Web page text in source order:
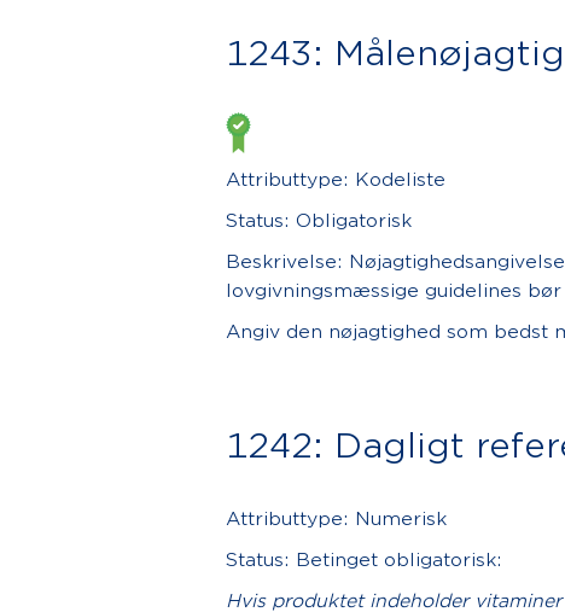
1243:
Attributtype: Kodeliste
Status: Obligatorisk
Beskrivelse:
lovgivningsmæssige guidelines
Angiv den nøjagtighed som bedst
1242: Dagligt
Attributtype: Numerisk
Status: Betinget obligatorisk:
Hvis produktet indeholder